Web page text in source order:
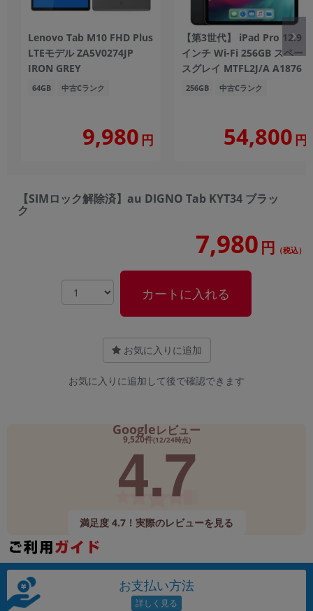
Lenovo Tab M10 FHD Plus
LTEモデル ZA5V0274JP
IRON GREY
64GB 中古Cランク
9,980 円
【第3世代】 iPad Pro 12.9
インチ Wi-Fi 256GB スペー
スグレイ MTFL2J/A A1876
256GB 中古Cランク
54,800 円
【SIMロック解除済】au DIGNO Tab KYT34 ブラッ
ク
7,980 円 （税込）
カートに入れる
お気に入りに追加
お気に入りに追加して後で確認できます
Googleレビュー
9,520件(12/24時点)
4.7
満足度 4.7！実際のレビューを見る
お支払い方法